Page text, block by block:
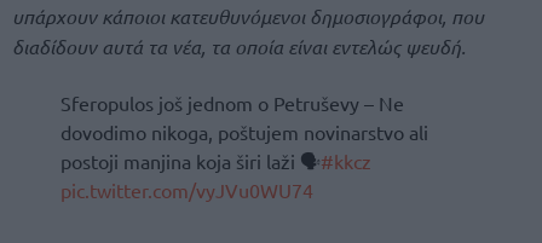
υπάρχουν κάποιοι κατευθυνόμενοι δημοσιογράφοι, που
διαδίδουν αυτά τα νέα, τα οποία είναι εντελώς ψευδή.
Sferopulos još jednom o Petruševy – Ne
dovodimo nikoga, poštujem novinarstvo ali
postoji manjina koja širi laži 🗣️#kkcz
pic.twitter.com/vyJVu0WU74